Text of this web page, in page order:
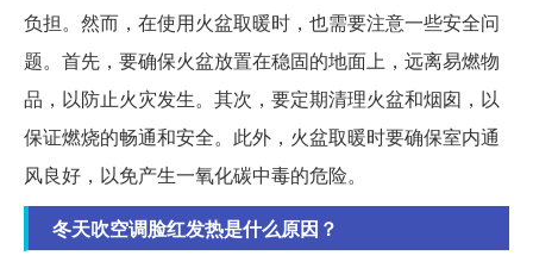
负担。然而，在使用火盆取暖时，也需要注意一些安全问
题。首先，要确保火盆放置在稳固的地面上，远离易燃物
品，以防止火灾发生。其次，要定期清理火盆和烟囱，以
保证燃烧的畅通和安全。此外，火盆取暖时要确保室内通
风良好，以免产生一氧化碳中毒的危险。
冬天吹空调脸红发热是什么原因？